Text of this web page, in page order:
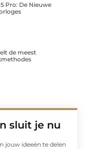
Pro: De Nieuwe
de meest
sluit je nu
jouw ideeën te delen